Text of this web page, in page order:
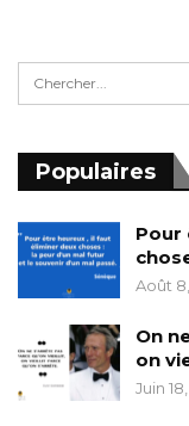
Populaires
Pour
Août
On
on
Juin